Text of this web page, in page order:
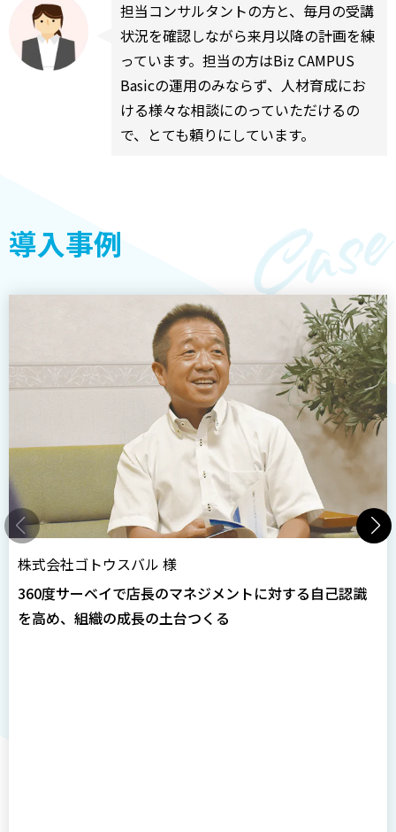
担当コンサルタントの方と、毎月の受講
状況を確認しながら来月以降の計画を練
っています。担当の方はBiz CAMPUS
Basicの運用のみならず、人材育成にお
ける様々な相談にのっていただけるの
で、とても頼りにしています。
導入事例
株式会社ゴトウスバル 様
360度サーベイで店長のマネジメントに対する自己認識
を高め、 組織の成長の土台つくる